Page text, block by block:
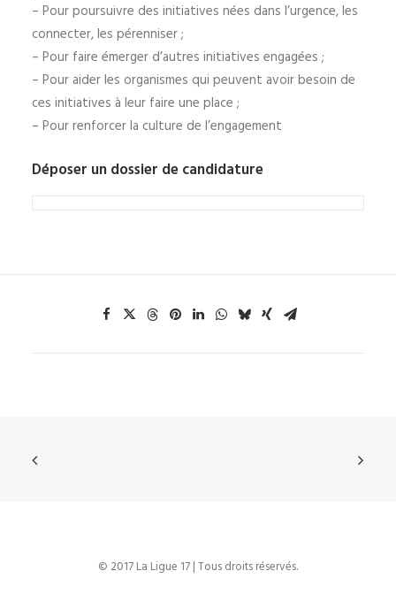
– Pour poursuivre des initiatives nées dans l’urgence, les
connecter, les pérenniser ;
– Pour faire émerger d’autres initiatives engagées ;
– Pour aider les organismes qui peuvent avoir besoin de
ces initiatives à leur faire une place ;
– Pour renforcer la culture de l’engagement
Déposer un dossier de candidature
© 2017 La Ligue 17 | Tous droits réservés.